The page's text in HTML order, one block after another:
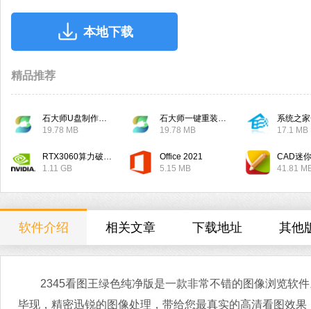
本地下载
精品推荐
19.78 MB
19.78 MB
系统之
17.1 MB
1.11 GB
Office 2021
5.15 MB
CAD迷
41.81
软件介绍 相关文章 下载地址 其他
2345看图王绿色纯净版是一款非常不错的图像浏览软件
毕现，精密迅锐的图像处理，带给您最真实的高清看图效果